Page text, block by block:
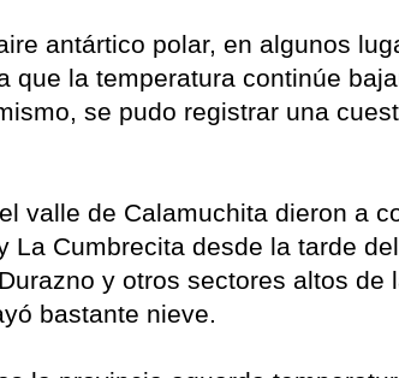
antártico polar, en algunos
que la temperatura continúe
se pudo registrar una
valle de Calamuchita dieron a
La Cumbrecita desde la tarde
y otros sectores altos de
bastante nieve.